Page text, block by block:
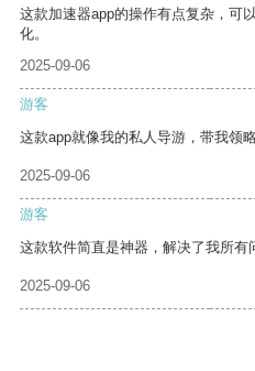
这款加速器app的操作有点复杂，可
化。
2025-09-06
游客
这款app就像我的私人导游，带我领
2025-09-06
游客
这款软件简直是神器，解决了我所有
2025-09-06